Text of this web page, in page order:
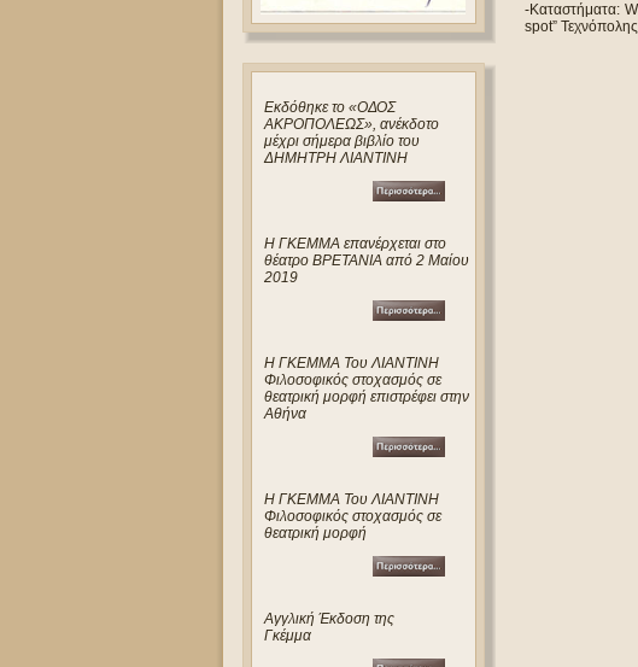
Eκδόθηκε το «ΟΔΟΣ
ΑΚΡΟΠΟΛΕΩΣ», ανέκδοτο
μέχρι σήμερα βιβλίο του
ΔΗΜΗΤΡΗ ΛΙΑΝΤΙΝΗ
Η ΓΚΕΜΜΑ επανέρχεται στο
θέατρο ΒΡΕΤΑΝΙΑ από 2 Μαίου
2019
Η ΓΚΕΜΜΑ Του ΛΙΑΝΤΙΝΗ
Φιλοσοφικός στοχασμός σε
θεατρική μορφή επιστρέφει στην
Αθήνα
Η ΓΚΕΜΜΑ Του ΛΙΑΝΤΙΝΗ
Φιλοσοφικός στοχασμός σε
θεατρική μορφή
Αγγλική Έκδοση της
Γκέμμα
-Καταστήματα:
spot”